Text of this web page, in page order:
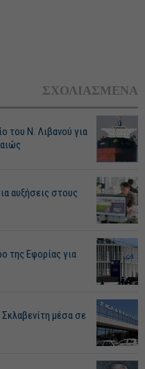
ΣΧΟΛΙΑΣΜΕΝΑ
του Ν. Λιβανού για
αυξήσεις στους
της Εφορίας για
μέσα σε